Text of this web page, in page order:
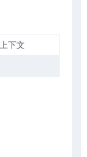
下文